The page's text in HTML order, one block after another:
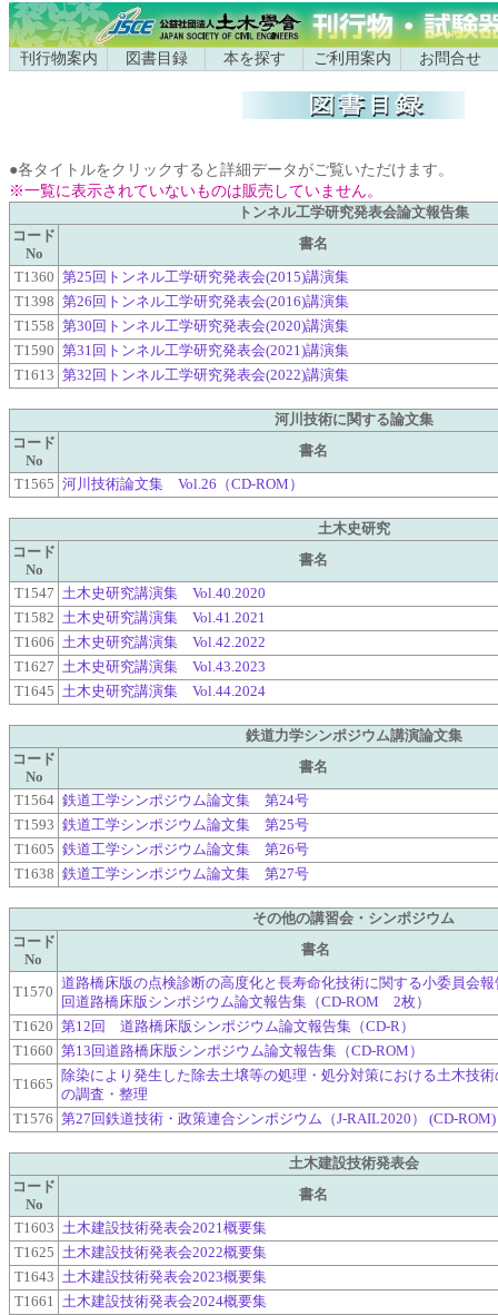
刊行物案内 図書目録 本を探す ご利用案内 お問合せ
●各タイトルをクリックすると詳細データがご覧いただけます。
※一覧に表示されていないものは販売していません。
トンネル工学研究発表会論文報告集
コード
No
書名
T1360 第25回トンネル工学研究発表会(2015)講演集
T1398 第26回トンネル工学研究発表会(2016)講演集
T1558 第30回トンネル工学研究発表会(2020)講演集
T1590 第31回トンネル工学研究発表会(2021)講演集
T1613 第32回トンネル工学研究発表会(2022)講演集
河川技術に関する論文集
コード
No
書名
T1565 河川技術論文集 Vol.26（CD-ROM）
土木史研究
コード
No
書名
T1547 土木史研究講演集 Vol.40.2020
T1582 土木史研究講演集 Vol.41.2021
T1606 土木史研究講演集 Vol.42.2022
T1627 土木史研究講演集 Vol.43.2023
T1645 土木史研究講演集 Vol.44.2024
鉄道力学シンポジウム講演論文集
コード
No
書名
T1564 鉄道工学シンポジウム論文集 第24号
T1593 鉄道工学シンポジウム論文集 第25号
T1605 鉄道工学シンポジウム論文集 第26号
T1638 鉄道工学シンポジウム論文集 第27号
その他の講習会・シンポジウム
コード
No
書名
T1570
道路橋床版の点検診断の高度化と長寿命化技術に関する小委員会報
回道路橋床版シンポジウム論文報告集（CD-ROM 2枚）
T1620 第12回 道路橋床版シンポジウム論文報告集（CD-R）
T1660 第13回道路橋床版シンポジウム論文報告集（CD-ROM）
T1665
除染により発生した除去土壌等の処理・処分対策における土木技
の調査・整理
T1576 第27回鉄道技術・政策連合シンポジウム（J-RAIL2020） (CD-ROM)
土木建設技術発表会
コード
No
書名
T1603 土木建設技術発表会2021概要集
T1625 土木建設技術発表会2022概要集
T1643 土木建設技術発表会2023概要集
T1661 土木建設技術発表会2024概要集